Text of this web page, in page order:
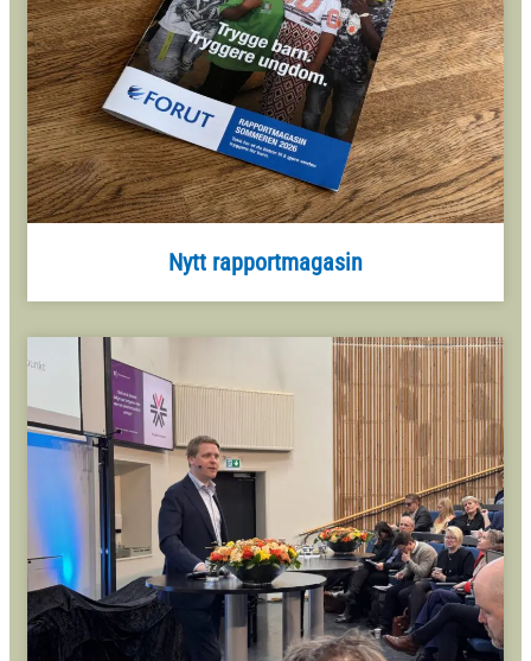
Nytt rapportmagasin